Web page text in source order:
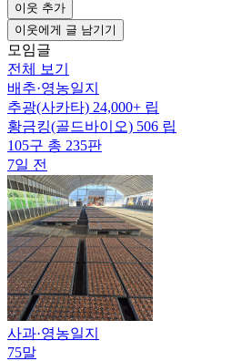
이웃 추가
이웃에게 글 남기기
모임글
전체 보기
배추·영농일지
추광(사카타) 24,000+ 립
황금킹(골드바이오) 506 립
105구 총 235판
7일 전
사과·영농일지
75말